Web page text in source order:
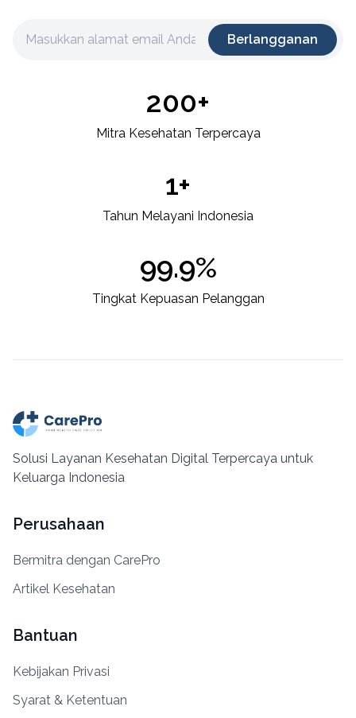
Berlangganan
200+
Mitra Kesehatan Terpercaya
1+
Tahun Melayani Indonesia
99.9%
Tingkat Kepuasan Pelanggan
Solusi Layanan Kesehatan Digital Terpercaya untuk
Keluarga Indonesia
Perusahaan
Bermitra dengan CarePro
Artikel Kesehatan
Bantuan
Kebijakan Privasi
Syarat & Ketentuan